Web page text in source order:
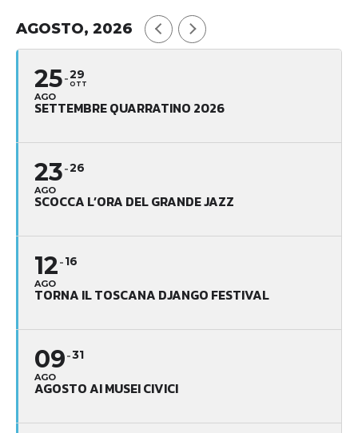
AGOSTO, 2026
25
AGO
29
OTT
SETTEMBRE QUARRATINO 2026
23
AGO
26
SCOCCA L’ORA DEL GRANDE JAZZ
12
AGO
16
TORNA IL TOSCANA DJANGO FESTIVAL
09
AGO
31
AGOSTO AI MUSEI CIVICI